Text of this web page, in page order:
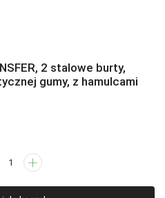
2 stalowe burty,
gumy, z hamulcami